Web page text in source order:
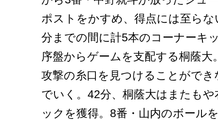
ポストをかすめ、得点には至ら
分までの間に計5本のコーナーキ
序盤からゲームを支配する桐蔭大
攻撃の糸口を見つけることがで
でいく。42分、桐蔭大はまたも
ックを獲得。8番・山内のボール